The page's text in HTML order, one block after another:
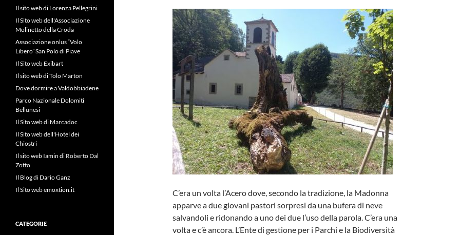
C’era un volta l’Acero dove, secondo la tradizione, la Madonna
apparve a due giovani pastori sorpresi da una bufera di neve
salvandoli e ridonando a uno dei due l’uso della parola. C’era una
volta e c’è ancora. L’Ente di gestione per i Parchi e la Biodiversità
Il sito web di Lorenza Pellegrini
Il Sito web dell'Associazione
Molinetto della Croda
Associazione onlus “Volo
Libero” San Polo di Piave
Il Sito web Exibart
Il sito web di Tolo Marton
Dove dormire a Valdobbiadene
Parco Nazionale Dolomiti
Bellunesi
Il Sito web di Marcadoc
Il Sito web dell'Hotel dei
Chiostri
Il sito web Iamin di Roberto Dal
Zotto
Il Blog di Dario Ganz
Il Sito web emoxtion.it
CATEGORIE